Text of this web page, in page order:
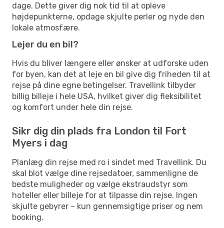
dage. Dette giver dig nok tid til at opleve
højdepunkterne, opdage skjulte perler og nyde den
lokale atmosfære.
Lejer du en bil?
Hvis du bliver længere eller ønsker at udforske uden
for byen, kan det at leje en bil give dig friheden til at
rejse på dine egne betingelser. Travellink tilbyder
billig billeje i hele USA, hvilket giver dig fleksibilitet
og komfort under hele din rejse.
Sikr dig din plads fra London til Fort
Myers i dag
Planlæg din rejse med ro i sindet med Travellink. Du
skal blot vælge dine rejsedatoer, sammenligne de
bedste muligheder og vælge ekstraudstyr som
hoteller eller billeje for at tilpasse din rejse. Ingen
skjulte gebyrer – kun gennemsigtige priser og nem
booking.